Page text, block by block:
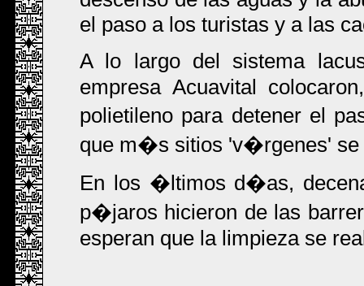
el paso a los turistas y a las
A lo largo del sistema
empresa Acuavital
polietileno para detener el
que m�s sitios 'v�rgenes' se
En los �ltimos d�as,
p�jaros hicieron de las
esperan que la limpieza se